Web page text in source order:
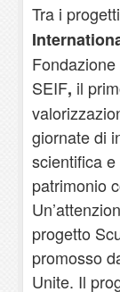
Tra i
Fondazione
SEIF, il
giornate di
scientifica
patrimonio
progetto
promosso
Unite. Il